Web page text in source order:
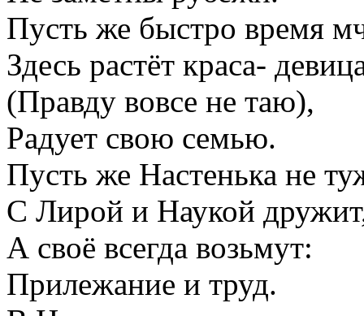
Пусть же быстро время
Здесь растёт краса-
(Правду вовсе не таю),
Радует свою семью.
Пусть же Настенька не
С Лирой и Наукой
А своё всегда возьмут:
Прилежание и труд.